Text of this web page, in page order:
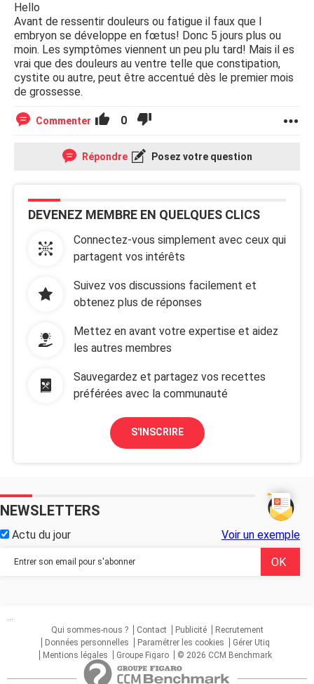
Hello
Avant de ressentir douleurs ou fatigue il faux que l
embryon se développe en fœtus! Donc 5 jours plus ou
moin. Les symptômes viennent un peu plu tard! Mais il es
vrai que des douleurs au ventre telle que constipation,
cystite ou autre, peut être accentué dès le premier mois
de grossesse.
Commenter 0
Répondre Posez votre question
DEVENEZ MEMBRE EN QUELQUES CLICS
Connectez-vous simplement avec ceux qui
partagent vos intérêts
Suivez vos discussions facilement et
obtenez plus de réponses
Mettez en avant votre expertise et aidez
les autres membres
Sauvegardez et partagez vos recettes
préférées avec la communauté
S'INSCRIRE
NEWSLETTERS
Actu du jour Voir un exemple
...
Qui sommes-nous ?
Contact Publicité
Recrutement
Données personnelles
Paramétrer les cookies
Gérer Utiq
Mentions légales
Groupe Figaro © 2026 CCM Benchmark